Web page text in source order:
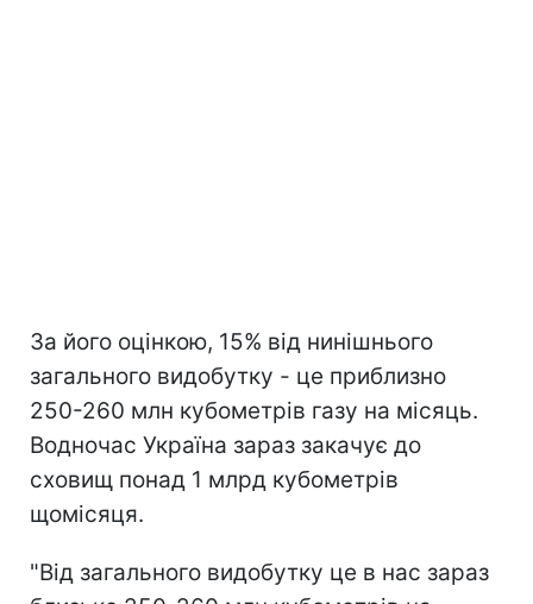
За його оцінкою, 15% від нинішнього
загального видобутку - це приблизно
250-260 млн кубометрів газу на місяць.
Водночас Україна зараз закачує до
сховищ понад 1 млрд кубометрів
щомісяця.
"Від загального видобутку це в нас зараз